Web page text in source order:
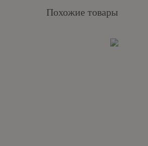
Похожие товары